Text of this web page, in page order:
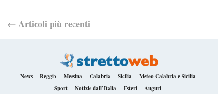
← Articolipiù recenti
News Reggio Messina Calabria Sicilia
Meteo Calabria e Sicilia
Sport
Notizie dall’Italia Esteri Auguri